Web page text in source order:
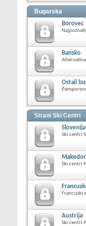
Bugarska
Borovec
Bansko
Ostali
Strani Ski Centri
Slovenija
Ski centri
Ski centri
Francuski
Austrija
Ski centri